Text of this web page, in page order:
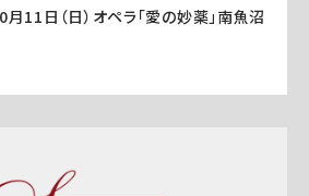
月11日（日）オペラ「愛の妙薬」南魚沼